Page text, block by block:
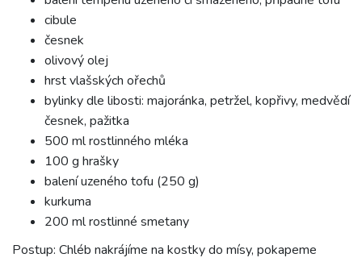
cibule
česnek
olivový olej
hrst vlašských ořechů
bylinky dle libosti: majoránka, petržel, kopřivy, medvědí
česnek, pažitka
500 ml rostlinného mléka
100 g hrašky
balení uzeného tofu (250 g)
kurkuma
200 ml rostlinné smetany
Postup: Chléb nakrájíme na kostky do mísy, pokapeme